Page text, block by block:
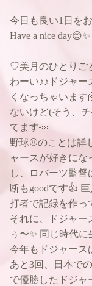
今日も良い1日を
Have a nice day😊✨
♡美月のひとり
わーい♪♪ドジャー
くなっちゃいま
ないけど(そう、
てます👀
野球⚾️のことは詳
ャースが好きにな
し、ロバーツ監督
断もgoodです👍
打者で記録を作っ
それに、ドジャー
ぅ〜✨ 同じ時代
今年もドジャース
あと3回、日本で
で優勝したドジャ